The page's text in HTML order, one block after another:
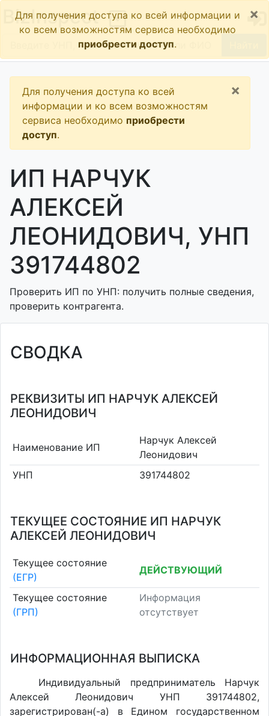
BizInspect
Для получения доступа ко всей информации и
ко всем возможностям сервиса необходимо
приобрести доступ.
×
Для получения доступа ко всей
информации и ко всем возможностям
сервиса необходимо приобрести
доступ.
×
ИП НАРЧУК
АЛЕКСЕЙ
ЛЕОНИДОВИЧ, УНП
391744802
Проверить ИП по УНП: получить полные сведения,
проверить контрагента.
СВОДКА
РЕКВИЗИТЫ ИП НАРЧУК АЛЕКСЕЙ
ЛЕОНИДОВИЧ
Наименование ИП
Нарчук Алексей
Леонидович
УНП
391744802
ТЕКУЩЕЕ СОСТОЯНИЕ ИП НАРЧУК
АЛЕКСЕЙ ЛЕОНИДОВИЧ
Текущее состояние
(ЕГР)
ДЕЙСТВУЮЩИЙ
Текущее состояние
(ГРП)
Информация
отсутствует
ИНФОРМАЦИОННАЯ ВЫПИСКА
Индивидуальный предприниматель Нарчук
Алексей Леонидович УНП 391744802,
зарегистрирован(-а) в Едином государственном